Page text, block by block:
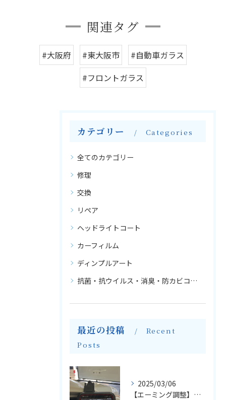
関連タグ
#大阪府 #東大阪市
#自動車ガラス
#フロントガラス
カテゴリー Categories
全てのカテゴリー
修理
交換
リペア
ヘッドライトコート
カーフィルム
ディンプルアート
抗菌・抗ウイルス・消臭・防カビコーティング
最近の投稿
Recent
Posts
2025/03/06
【エーミング調整】輸入車のフロントガラス交換とエーミングについて